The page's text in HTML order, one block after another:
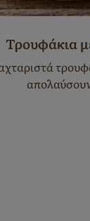
Τρουφάκια